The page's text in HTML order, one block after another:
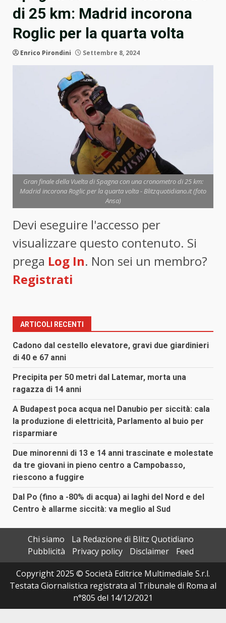
di 25 km: Madrid incorona
Roglic per la quarta volta
Enrico Pirondini Settembre 8, 2024
Gran finale della Vuelta di Spagna con una cronometro di 25 km:
Madrid incorona Roglic per la quarta volta - Blitzquotidiano.it (foto
Ansa)
Devi eseguire l'accesso per
visualizzare questo contenuto. Si
prega Log In. Non sei un membro?
Registrati
ARTICOLI RECENTI
Cadono dal cestello elevatore, gravi due giardinieri
di 40 e 67 anni
Precipita per 50 metri dal Latemar, morta una
ragazza di 14 anni
A Budapest poca acqua nel Danubio per siccità: cala
la produzione di elettricità, Parlamento al buio per
risparmiare
Due minorenni di 13 e 14 anni trascinate e molestate
da tre giovani in pieno centro a Campobasso,
riescono a fuggire
Dal Po (fino a -80% di acqua) ai laghi del Nord e del
Centro è allarme siccità: va meglio al Sud
Chi siamo
La Redazione di Blitz Quotidiano
Pubblicità
Privacy policy Disclaimer
Feed
Copyright 2025 © Società Editrice Multimediale S.r.l.
Testata Giornalistica registrata al Tribunale di Roma al
n°805 del 14/12/2021